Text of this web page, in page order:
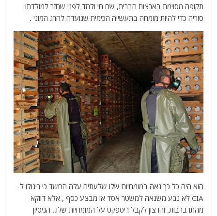
תקופה מסוימת בארצות הברית, שם חי ולמד לפני שחזר למולדתו
סוריה כדי להיות מומחה בתעשייה הכימית שנועדה להרג המוני .
הוא היה כל כך גאה במומחיות שלו שלעתים עלה החשד כי ריגולו ל-
CIA לא נבע משנאה למשטר אסד או מבצע כסף , אלא דווקא
מהתרברבות. והרצון לקבל ריספקט על המומחיות שלו.. הניסיון